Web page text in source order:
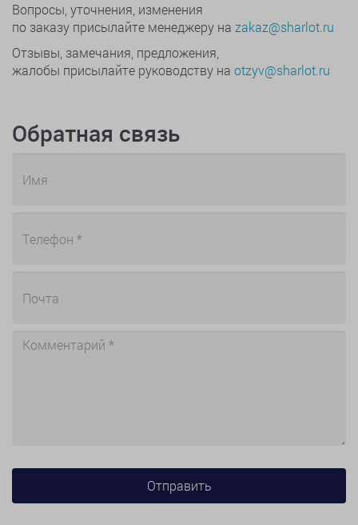
Вопросы, уточнения, изменения
по заказу присылайте менеджеру на zakaz@sharlot.ru
Отзывы, замечания, предложения,
жалобы присылайте руководству на otzyv@sharlot.ru
Обратная связь